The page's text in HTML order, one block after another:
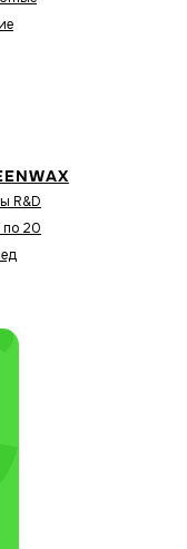
R&D
по 20